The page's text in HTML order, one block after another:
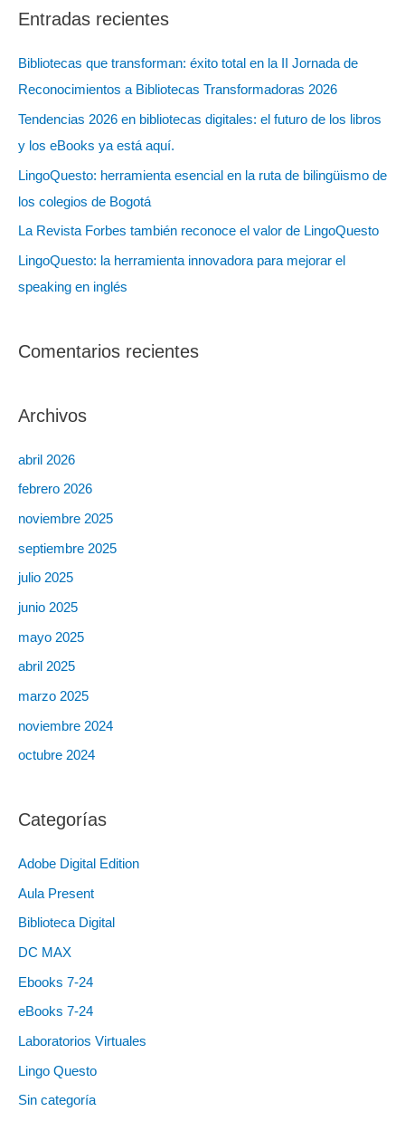
c
a
r
Entradas recientes
Bibliotecas que transforman: éxito total en la II Jornada de
Reconocimientos a Bibliotecas Transformadoras 2026
Tendencias 2026 en bibliotecas digitales: el futuro de los libros
y los eBooks ya está aquí.
LingoQuesto: herramienta esencial en la ruta de bilingüismo de
los colegios de Bogotá
La Revista Forbes también reconoce el valor de LingoQuesto
LingoQuesto: la herramienta innovadora para mejorar el
speaking en inglés
Comentarios recientes
Archivos
abril 2026
febrero 2026
noviembre 2025
septiembre 2025
julio 2025
junio 2025
mayo 2025
abril 2025
marzo 2025
noviembre 2024
octubre 2024
Categorías
Adobe Digital Edition
Aula Present
Biblioteca Digital
DC MAX
Ebooks 7-24
eBooks 7-24
Laboratorios Virtuales
Lingo Questo
Sin categoría